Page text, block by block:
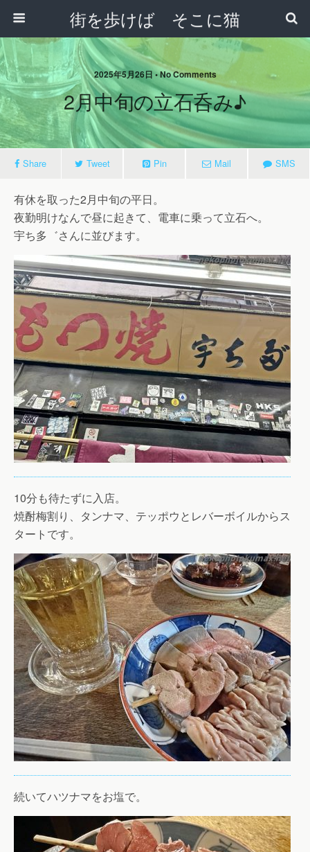
街を歩けば そこに猫
2025年5月26日 • No Comments
2月中旬の立石呑み♪
Share Tweet Pin Mail SMS
有休を取った2月中旬の平日。
夜勤明けなんで昼に起きて、電車に乗って立石へ。
宇ち多゛さんに並びます。
10分も待たずに入店。
焼酎梅割り、タンナマ、テッポウとレバーボイルからス
タートです。
続いてハツナマをお塩で。